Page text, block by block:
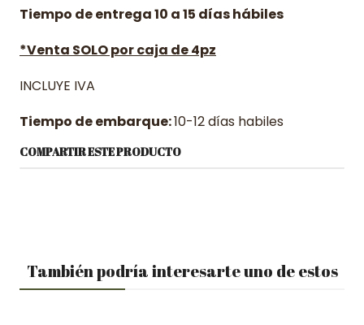
Tiempo de entrega 10 a 15 días hábiles
*Venta SOLO por caja de 4pz
INCLUYE IVA
Tiempo de embarque:10-12 días habiles
COMPARTIR ESTE PRODUCTO
También podría interesarte uno de estos